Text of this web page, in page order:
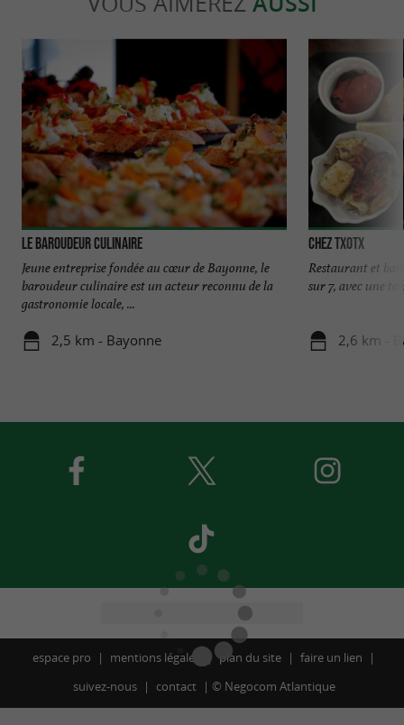
LE BAROUDEUR CULINAIRE
Jeune entreprise fondée au cœur de Bayonne, le
baroudeur culinaire est un acteur reconnu de la
gastronomie locale, ...
2,5 km - Bayonne
Chez Txotx
Restaurant et
sur 7, avec une
2,6 km -
espace pro mentions légales plan du site
faire un lien
suivez-nous
contact © Negocom Atlantique